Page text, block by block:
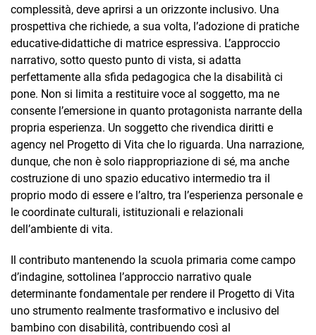
complessità, deve aprirsi a un orizzonte inclusivo. Una
prospettiva che richiede, a sua volta, l’adozione di pratiche
educative-didattiche di matrice espressiva. L’approccio
narrativo, sotto questo punto di vista, si adatta
perfettamente alla sfida pedagogica che la disabilità ci
pone. Non si limita a restituire voce al soggetto, ma ne
consente l’emersione in quanto protagonista narrante della
propria esperienza. Un soggetto che rivendica diritti e
agency nel Progetto di Vita che lo riguarda. Una narrazione,
dunque, che non è solo riappropriazione di sé, ma anche
costruzione di uno spazio educativo intermedio tra il
proprio modo di essere e l’altro, tra l’esperienza personale e
le coordinate culturali, istituzionali e relazionali
dell’ambiente di vita.
Il contributo mantenendo la scuola primaria come campo
d’indagine, sottolinea l’approccio narrativo quale
determinante fondamentale per rendere il Progetto di Vita
uno strumento realmente trasformativo e inclusivo del
bambino con disabilità, contribuendo così al